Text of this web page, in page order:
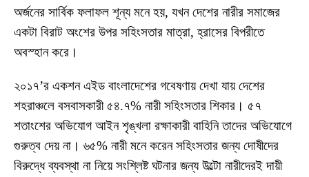
অর্জনের সার্বিক ফলাফল শূন্য মনে হয়, যখন দেশের নারীর সমাজের
একটা বিরাট অংশের উপর সহিংসতার মাত্রা, হ্রাসের বিপরীতে
অবস্হান করে।
২০১৭’র একশন এইড বাংলাদেশের গবেষণায় দেখা যায় দেশের
শহরাঞ্চলে বসবাসকারী ৫৪.৭% নারী সহিংসতার শিকার। ৫৭
শতাংশের অভিযোগ আইন শৃঙ্খলা রক্ষাকারী বাহিনি তাদের অভিযোগে
গুরুত্ব দেয় না। ৬৫% নারী মনে করেন সহিংসতার জন্য দোষীদের
বিরুদ্ধে ব্যবস্থা না নিয়ে সংশ্লিষ্ট ঘটনার জন্য উল্টো নারীদেরই দায়ী